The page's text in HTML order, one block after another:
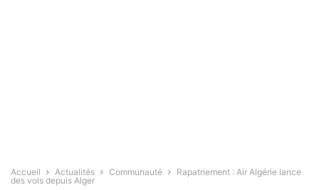
Accueil Actualités Communauté
Rapatriement : Air Algérie lance
des vols depuis Alger